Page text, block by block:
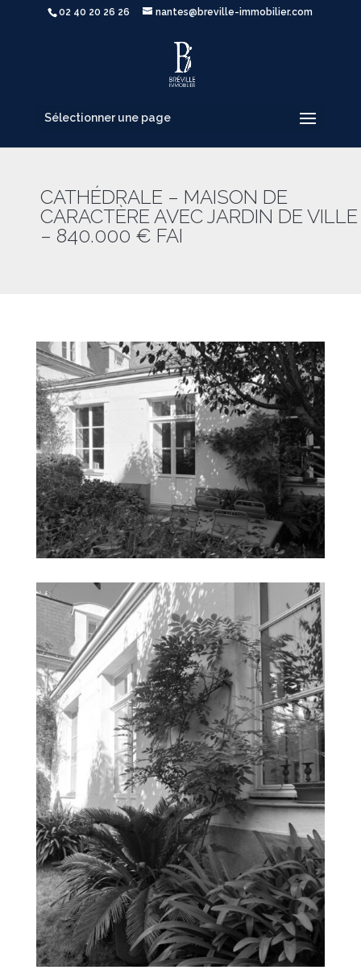
02 40 20 26 26 nantes@breville-immobilier.com
Sélectionner une page
CATHÉDRALE – MAISON DE
CARACTÈRE AVEC JARDIN DE VILLE
– 840.000 € FAI